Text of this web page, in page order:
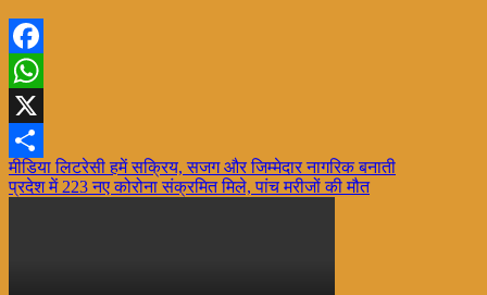
Facebook
WhatsApp
X
Share
Post
navigation
मीडिया लिटरेसी हमें सक्रिय, सजग और जिम्मेदार नागरिक बनाती
प्रदेश में 223 नए कोरोना संक्रमित मिले, पांच मरीजों की मौत